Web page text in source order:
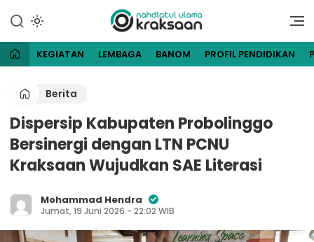
konten
NU Kraksaan
Website Resmi Pengurus
Kraksaan
KEGIATAN LEMBAGA BANOM PROFIL PENDIDIKAN
Berita
Dispersip Kabupaten Probolinggo
Bersinergi dengan LTN PCNU
Kraksaan Wujudkan SAE Literasi
Mohammad Hendra
Jumat, 19 Juni 2026 - 22:02 WIB